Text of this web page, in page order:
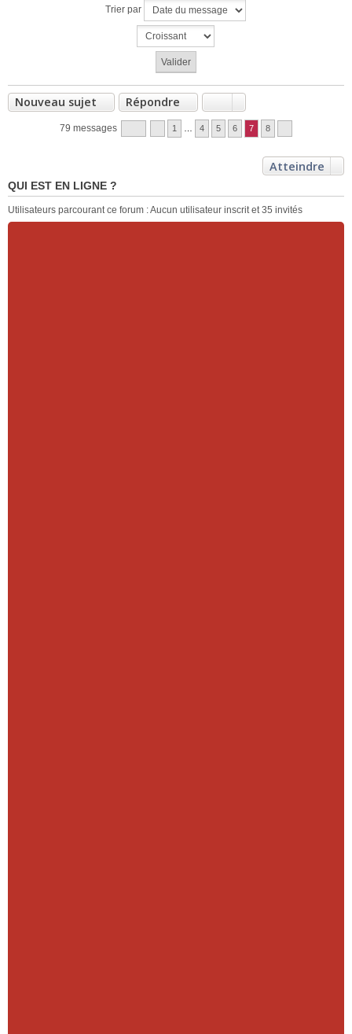
Trier par
Nouveau sujet Répondre
79 messages 1 4 5 6 7 8
Atteindre
QUI EST EN LIGNE ?
Utilisateurs parcourant ce forum : Aucun utilisateur inscrit et 35 invités